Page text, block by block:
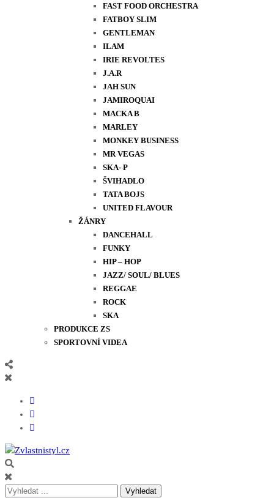
FAST FOOD ORCHESTRA
FATBOY SLIM
GENTLEMAN
ILAM
IRIE REVOLTES
J.A.R
JAH SUN
JAMIROQUAI
MACKA B
MARLEY
MONKEY BUSINESS
MR VEGAS
SKA- P
ŠVIHADLO
TATA BOJS
UNITED FLAVOUR
ŽÁNRY
DANCEHALL
FUNKY
HIP – HOP
JAZZ/ SOUL/ BLUES
REGGAE
ROCK
SKA
PRODUKCE ZS
SPORTOVNÍ VIDEA
Zvlastnistyl.cz
Pramen kultury, zábavy a životního stylu
Vyhledávání